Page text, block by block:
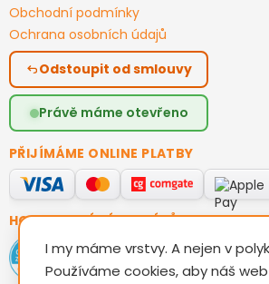
Obchodní podmínky
Ochrana osobních údajů
Odstoupit od smlouvy
Právě máme otevřeno
PŘIJÍMÁME ONLINE PLATBY
HODNOCENÍ ZÁKAZNÍKŮ
I my máme vrstvy. A nejen v
Používáme cookies, aby náš